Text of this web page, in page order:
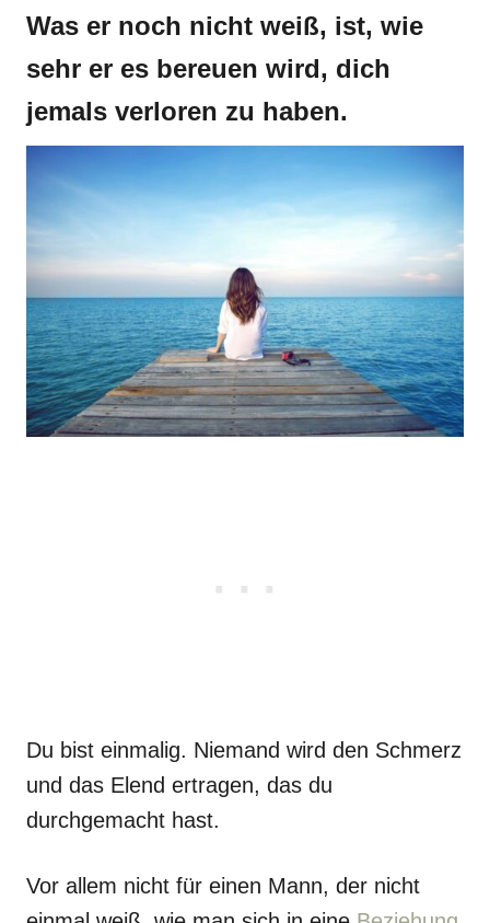
Was er noch nicht weiß, ist, wie
sehr er es bereuen wird, dich
jemals verloren zu haben.
Du bist einmalig. Niemand wird den Schmerz
und das Elend ertragen, das du
durchgemacht hast.
Vor allem nicht für einen Mann, der nicht